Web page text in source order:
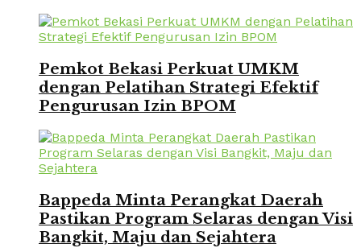
Pemkot Bekasi Perkuat UMKM
dengan Pelatihan Strategi Efektif
Pengurusan Izin BPOM
Bappeda Minta Perangkat Daerah
Pastikan Program Selaras dengan Visi
Bangkit, Maju dan Sejahtera